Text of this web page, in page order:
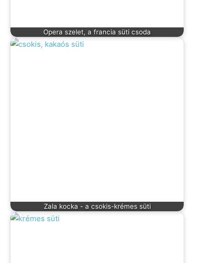
Opera szelet, a francia süti csoda
Zala kocka - a csokis-krémes süti